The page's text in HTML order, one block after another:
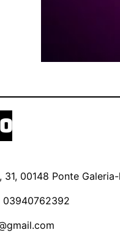
00148 Ponte
03940762392